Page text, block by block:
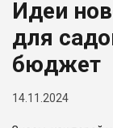
Идеи
для
бюджет
14.11.2024